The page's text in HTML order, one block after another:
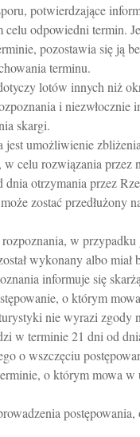
potwierdzające
odpowiedni termin.
pozostawia się ją
terminu.
lotów innych niż
i niezwłocznie
skargi.
jest umożliwienie
celu rozwiązania przez
otrzymania przez
zostać przedłużony
w
wykonany albo miał
informuje się
o którym
nie wyrazi zgody
w terminie 21 dni od
o wszczęciu
o którym mowa w